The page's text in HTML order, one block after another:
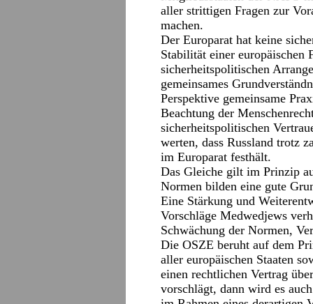
aller strittigen Fragen zur
machen.
Der Europarat hat keine
Stabilität einer europäischen
sicherheitspolitischen
gemeinsames
Perspektive gemeinsame
Beachtung der
sicherheitspolitischen
werten, dass Russland trotz
im Europarat festhält.
Das Gleiche gilt im Prinzip
Normen bilden eine gute
Eine Stärkung und
Vorschläge Medwedjews
Schwächung der Normen,
Die OSZE beruht auf dem
aller europäischen Staaten
einen rechtlichen Vertrag
vorschlägt, dann wird es